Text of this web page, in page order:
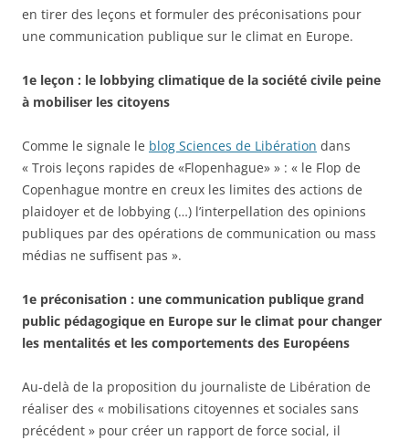
en tirer des leçons et formuler des préconisations pour
une communication publique sur le climat en Europe.
1e leçon : le lobbying climatique de la société civile peine
à mobiliser les citoyens
Comme le signale le blog Sciences de Libération dans
« Trois leçons rapides de «Flopenhague» » : « le Flop de
Copenhague montre en creux les limites des actions de
plaidoyer et de lobbying (…) l’interpellation des opinions
publiques par des opérations de communication ou mass
médias ne suffisent pas ».
1e préconisation : une communication publique grand
public pédagogique en Europe sur le climat pour changer
les mentalités et les comportements des Européens
Au-delà de la proposition du journaliste de Libération de
réaliser des « mobilisations citoyennes et sociales sans
précédent » pour créer un rapport de force social, il